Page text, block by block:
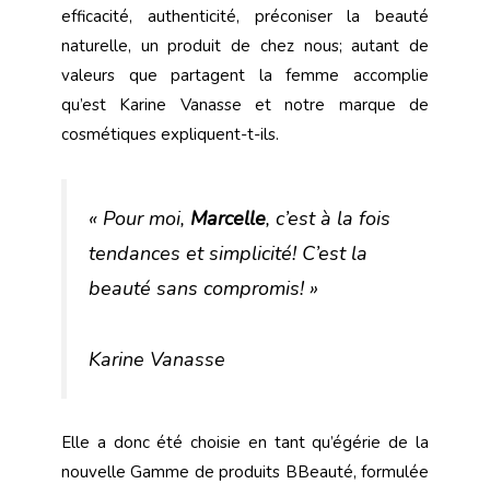
efficacité, authenticité, préconiser la beauté
naturelle, un produit de chez nous; autant de
valeurs que partagent la femme accomplie
qu’est Karine Vanasse et notre marque de
cosmétiques expliquent-t-ils.
« Pour moi, Marcelle, c’est à la fois
tendances et simplicité! C’est la
beauté sans compromis! »
Karine Vanasse
Elle a donc été choisie en tant qu’égérie de la
nouvelle Gamme de produits BBeauté, formulée